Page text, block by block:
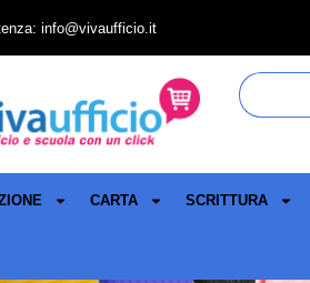
info@vivaufficio.it
CARTA SCRITTURA